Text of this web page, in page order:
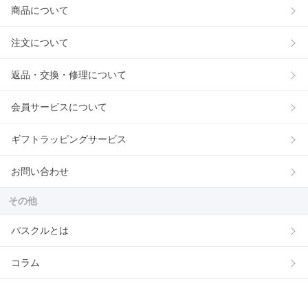
商品について
注文について
返品・交換・修理について
会員サービスについて
ギフトラッピングサービス
お問い合わせ
その他
パスクルとは
コラム